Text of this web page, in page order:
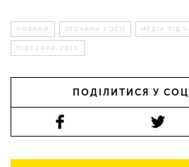
НОВИНИ ЗЛОЧИНИ РОСІЇ МЕДІА ПІД
ПІДСУМКИ-2025
ПОДІЛИТИСЯ У